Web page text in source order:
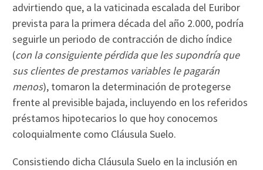
advirtiendo que, a la vaticinada escalada del Euribor
prevista para la primera década del año 2.000, podría
seguirle un periodo de contracción de dicho índice
(con la consiguiente pérdida que les supondría que
sus clientes de prestamos variables le pagarán
menos), tomaron la determinación de protegerse
frente al previsible bajada, incluyendo en los referidos
préstamos hipotecarios lo que hoy conocemos
coloquialmente como Cláusula Suelo.
Consistiendo dicha Cláusula Suelo en la inclusión en